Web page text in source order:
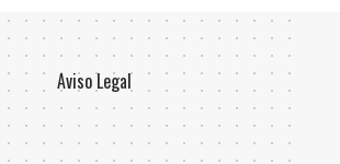
Aviso Legal